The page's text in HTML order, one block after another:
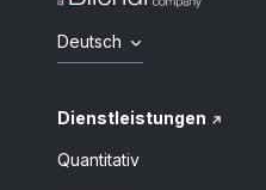
Deutsch
Dienstleistungen
Quantitativ